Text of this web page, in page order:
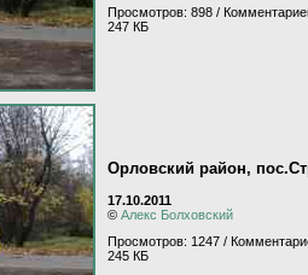
Просмотров: 898 /
247 КБ
Орловский район,
17.10.2011
© Алекс Болховский
Просмотров: 1247 /
245 КБ